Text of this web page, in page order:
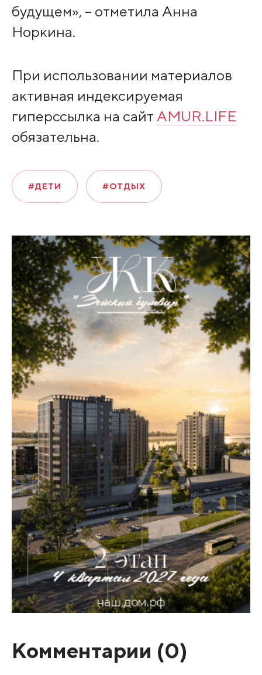
будущем», – отметила Анна
Норкина.
При использовании материалов
активная индексируемая
гиперссылка на сайт AMUR.LIFE
обязательна.
#ДЕТИ #ОТДЫХ
Комментарии (0)